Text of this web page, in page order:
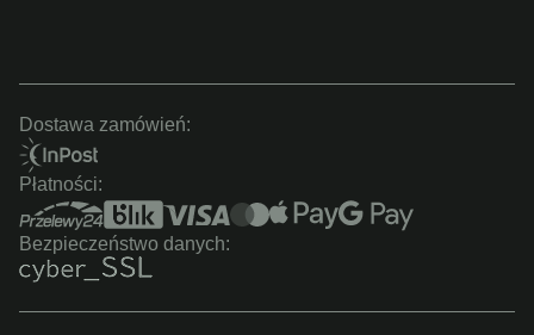
Dostawa zamówień:
Płatności:
Bezpieczeństwo danych: